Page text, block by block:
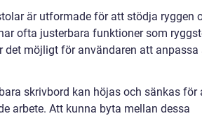
är utformade för att stödja ryggen
ofta justerbara funktioner som
det möjligt för användaren att anpassa
skrivbord kan höjas och sänkas för
arbete. Att kunna byta mellan dessa